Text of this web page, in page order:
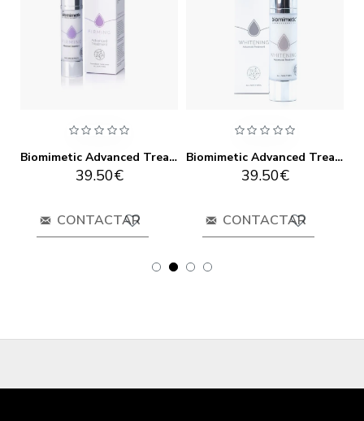
Biomimetic Advanced Treatment Firming 50ml
39.50€
CONTACTAR
Biomimetic Advanced Treatment Whitening 50ml
39.50€
CONTACTAR